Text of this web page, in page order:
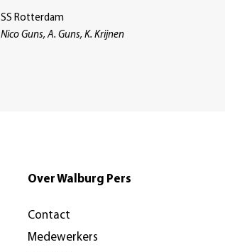
SS Rotterdam
Nico Guns, A. Guns, K. Krijnen
Over Walburg Pers
Contact
Medewerkers